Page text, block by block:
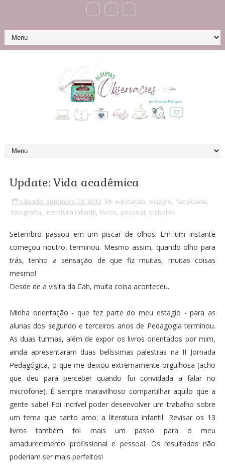
Update: Vida acadêmica
sábado, setembro 29, 2012 educação, estágio, faculdade,
fotografia, literatura infantil, livros, pessoal, trabalho
Setembro passou em um piscar de olhos! Em um instante
começou noutro, terminou. Mesmo assim, quando olho para
trás, tenho a sensação de que fiz muitas, muitas coisas
mesmo!
Desde de a visita da Cah, muita coisa aconteceu.
Minha orientação - que fez parte do meu estágio - para as
alunas dos segundo e terceiros anos de Pedagogia terminou.
As duas turmas, além de expor os livros orientados por mim,
ainda apresentaram duas belíssimas palestras na II Jornada
Pedagógica, o que me deixou extremamente orgulhosa (acho
que deu para perceber quando fui convidada a falar no
microfone). É sempre maravilhoso compartilhar aquilo que a
gente sabe! Foi incrível poder desenvolver um trabalho sobre
um tema que tanto amo: a literatura infantil. Revisar os 13
livros também foi mais um passo para o meu
amadurecimento profissional e pessoal. Os resultados não
poderiam ser mais perfeitos!